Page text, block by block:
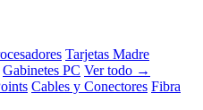
Tarjetas Madre
Gabinetes PC Ver todo →
Cables y Conectores Fibra